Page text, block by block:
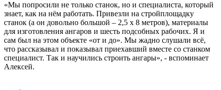
«Мы попросили не только станок, но и специалиста, который
знает, как на нём работать. Привезли на стройплощадку
станок (а он довольно большой – 2,5 х 8 метров), материалы
для изготовления ангаров и шесть подсобных рабочих. Я и
сам был на этом объекте «от и до». Мы жадно слушали всё,
что рассказывал и показывал приехавший вместе со станком
специалист. Так и научились строить ангары», - вспоминает
Алексей.